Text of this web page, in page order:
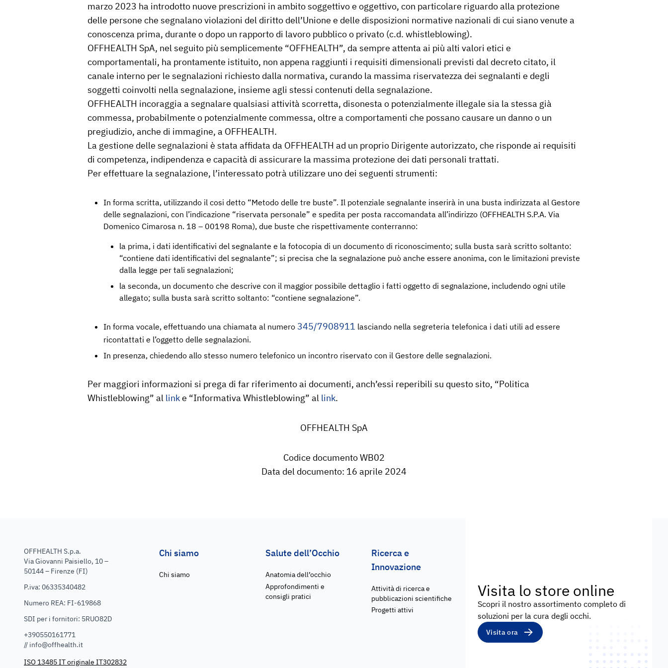
marzo 2023 ha introdotto nuove prescrizioni in ambito soggettivo e oggettivo, con particolare riguardo alla protezione
delle persone che segnalano violazioni del diritto dell’Unione e delle disposizioni normative nazionali di cui siano venute a
conoscenza prima, durante o dopo un rapporto di lavoro pubblico o privato (c.d. whistleblowing).
OFFHEALTH SpA, nel seguito più semplicemente “OFFHEALTH”, da sempre attenta ai più alti valori etici e
comportamentali, ha prontamente istituito, non appena raggiunti i requisiti dimensionali previsti dal decreto citato, il
canale interno per le segnalazioni richiesto dalla normativa, curando la massima riservatezza dei segnalanti e degli
soggetti coinvolti nella segnalazione, insieme agli stessi contenuti della segnalazione.
OFFHEALTH incoraggia a segnalare qualsiasi attività scorretta, disonesta o potenzialmente illegale sia la stessa già
commessa, probabilmente o potenzialmente commessa, oltre a comportamenti che possano causare un danno o un
pregiudizio, anche di immagine, a OFFHEALTH.
La gestione delle segnalazioni è stata affidata da OFFHEALTH ad un proprio Dirigente autorizzato, che risponde ai requisiti
di competenza, indipendenza e capacità di assicurare la massima protezione dei dati personali trattati.
Per effettuare la segnalazione, l’interessato potrà utilizzare uno dei seguenti strumenti:
In forma scritta, utilizzando il cosi detto “Metodo delle tre buste”. Il potenziale segnalante inserirà in una busta indirizzata al Gestore
delle segnalazioni, con l’indicazione “riservata personale” e spedita per posta raccomandata all’indirizzo (OFFHEALTH S.P.A. Via
Domenico Cimarosa n. 18 – 00198 Roma), due buste che rispettivamente conterranno:
la prima, i dati identificativi del segnalante e la fotocopia di un documento di riconoscimento; sulla busta sarà scritto soltanto:
“contiene dati identificativi del segnalante”; si precisa che la segnalazione può anche essere anonima, con le limitazioni previste
dalla legge per tali segnalazioni;
la seconda, un documento che descrive con il maggior possibile dettaglio i fatti oggetto di segnalazione, includendo ogni utile
allegato; sulla busta sarà scritto soltanto: “contiene segnalazione”.
In forma vocale, effettuando una chiamata al numero 345/7908911 lasciando nella segreteria telefonica i dati utili ad essere
ricontattati e l’oggetto delle segnalazioni.
In presenza, chiedendo allo stesso numero telefonico un incontro riservato con il Gestore delle segnalazioni.
Per maggiori informazioni si prega di far riferimento ai documenti, anch’essi reperibili su questo sito, “Politica
Whistleblowing” al linke “Informativa Whistleblowing” al link.
OFFHEALTH SpA
Codice documento WB02
Data del documento: 16 aprile 2024
OFFHEALTH S.p.a.
Via Giovanni Paisiello, 10 –
50144 – Firenze (FI)
P.iva: 06335340482
Numero REA: FI-619868
SDI per i fornitori: 5RUO82D
+390550161771
// info@offhealth.it
ISO 13485 IT originale IT302832
Chi siamo
Chi siamo
Salute dell’Occhio
Anatomia dell’occhio
Approfondimenti e
consigli pratici
Ricerca e
Innovazione
Attività di ricerca e
pubblicazioni scientifiche
Progetti attivi
Visita lo store online
Scopri il nostro assortimento completo di
soluzioni per la cura degli occhi.
Visita ora